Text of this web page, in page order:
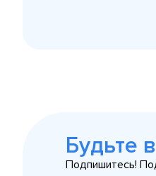
Будьте
Подпишитесь!